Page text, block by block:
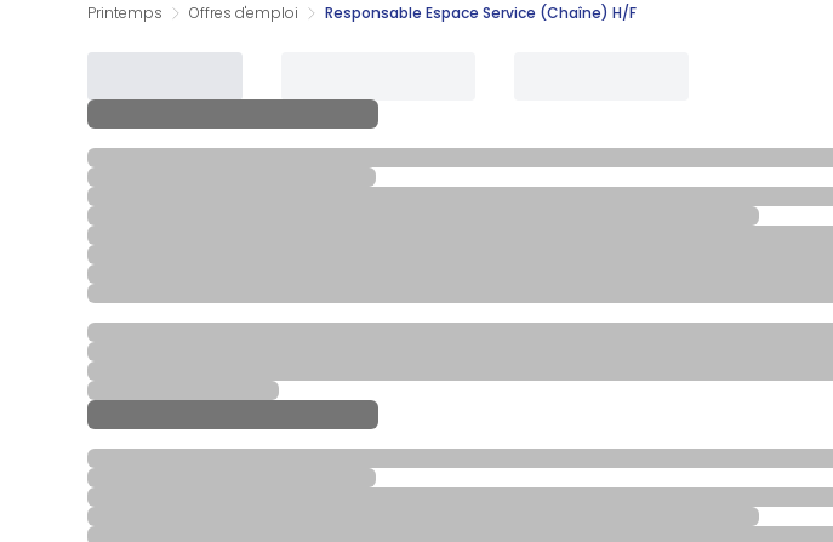
Printemps Offres d'emploi Responsable Espace Service (Chaîne) H/F